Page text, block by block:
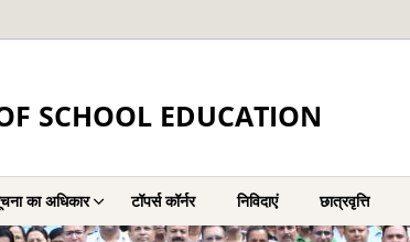
SCHOOL EDUCATION
का अधिकार टॉपर्स कॉर्नर निविदाएं छात्रवृत्ति